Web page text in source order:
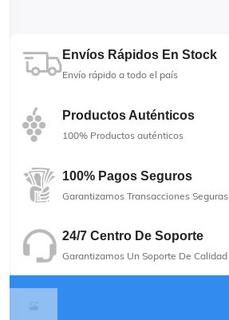
Envíos Rápidos En Stock
Envío rápido a todo el país
Productos Auténticos
100% Productos auténticos
100% Pagos Seguros
Garantizamos Transacciones Seguras
24/7 Centro De Soporte
Garantizamos Un Soporte De Calidad